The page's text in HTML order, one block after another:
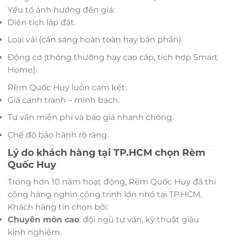
Yếu tố ảnh hưởng đến giá:
Diện tích lắp đặt.
Loại vải (cản sáng hoàn toàn hay bán phần).
Động cơ (thông thường hay cao cấp, tích hợp Smart
Home).
Rèm Quốc Huy luôn cam kết:
Giá cạnh tranh – minh bạch.
Tư vấn miễn phí và báo giá nhanh chóng.
Chế độ bảo hành rõ ràng.
Lý do khách hàng tại TP.HCM chọn Rèm
Quốc Huy
Trong hơn 10 năm hoạt động, Rèm Quốc Huy đã thi
công hàng nghìn công trình lớn nhỏ tại TP.HCM.
Khách hàng tin chọn bởi:
Chuyên môn cao: đội ngũ tư vấn, kỹ thuật giàu
kinh nghiệm.